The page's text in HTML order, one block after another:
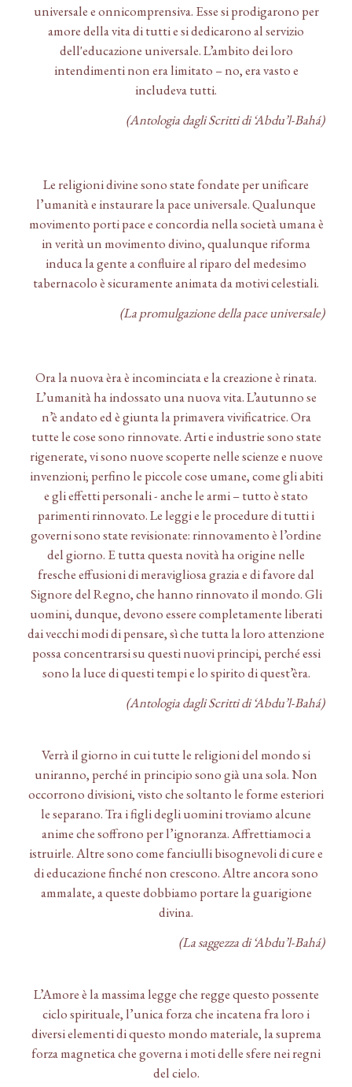
universale e onnicomprensiva. Esse si prodigarono per
amore della vita di tutti e si dedicarono al servizio
dell'educazione universale. L’ambito dei loro
intendimenti non era limitato – no, era vasto e
includeva tutti.
(Antologia dagli Scritti di ‘Abdu’l-Bahá)
Le religioni divine sono state fondate per unificare
l’umanità e instaurare la pace universale. Qualunque
movimento porti pace e concordia nella società umana è
in verità un movimento divino, qualunque riforma
induca la gente a confluire al riparo del medesimo
tabernacolo è sicuramente animata da motivi celestiali.
(La promulgazione della pace universale)
Ora la nuova èra è incominciata e la creazione è rinata.
L’umanità ha indossato una nuova vita. L’autunno se
n’è andato ed è giunta la primavera vivificatrice. Ora
tutte le cose sono rinnovate. Arti e industrie sono state
rigenerate, vi sono nuove scoperte nelle scienze e nuove
invenzioni; perfino le piccole cose umane, come gli abiti
e gli effetti personali - anche le armi – tutto è stato
parimenti rinnovato. Le leggi e le procedure di tutti i
governi sono state revisionate: rinnovamento è l’ordine
del giorno. E tutta questa novità ha origine nelle
fresche effusioni di meravigliosa grazia e di favore dal
Signore del Regno, che hanno rinnovato il mondo. Gli
uomini, dunque, devono essere completamente liberati
dai vecchi modi di pensare, sì che tutta la loro attenzione
possa concentrarsi su questi nuovi principi, perché essi
sono la luce di questi tempi e lo spirito di quest’èra.
(Antologia dagli Scritti di ‘Abdu’l-Bahá)
Verrà il giorno in cui tutte le religioni del mondo si
uniranno, perché in principio sono già una sola. Non
occorrono divisioni, visto che soltanto le forme esteriori
le separano. Tra i figli degli uomini troviamo alcune
anime che soffrono per l’ignoranza. Affrettiamoci a
istruirle. Altre sono come fanciulli bisognevoli di cure e
di educazione finché non crescono. Altre ancora sono
ammalate, a queste dobbiamo portare la guarigione
divina.
(La saggezza di ‘Abdu’l-Bahá)
L’Amore è la massima legge che regge questo possente
ciclo spirituale, l’unica forza che incatena fra loro i
diversi elementi di questo mondo materiale, la suprema
forza magnetica che governa i moti delle sfere nei regni
del cielo.